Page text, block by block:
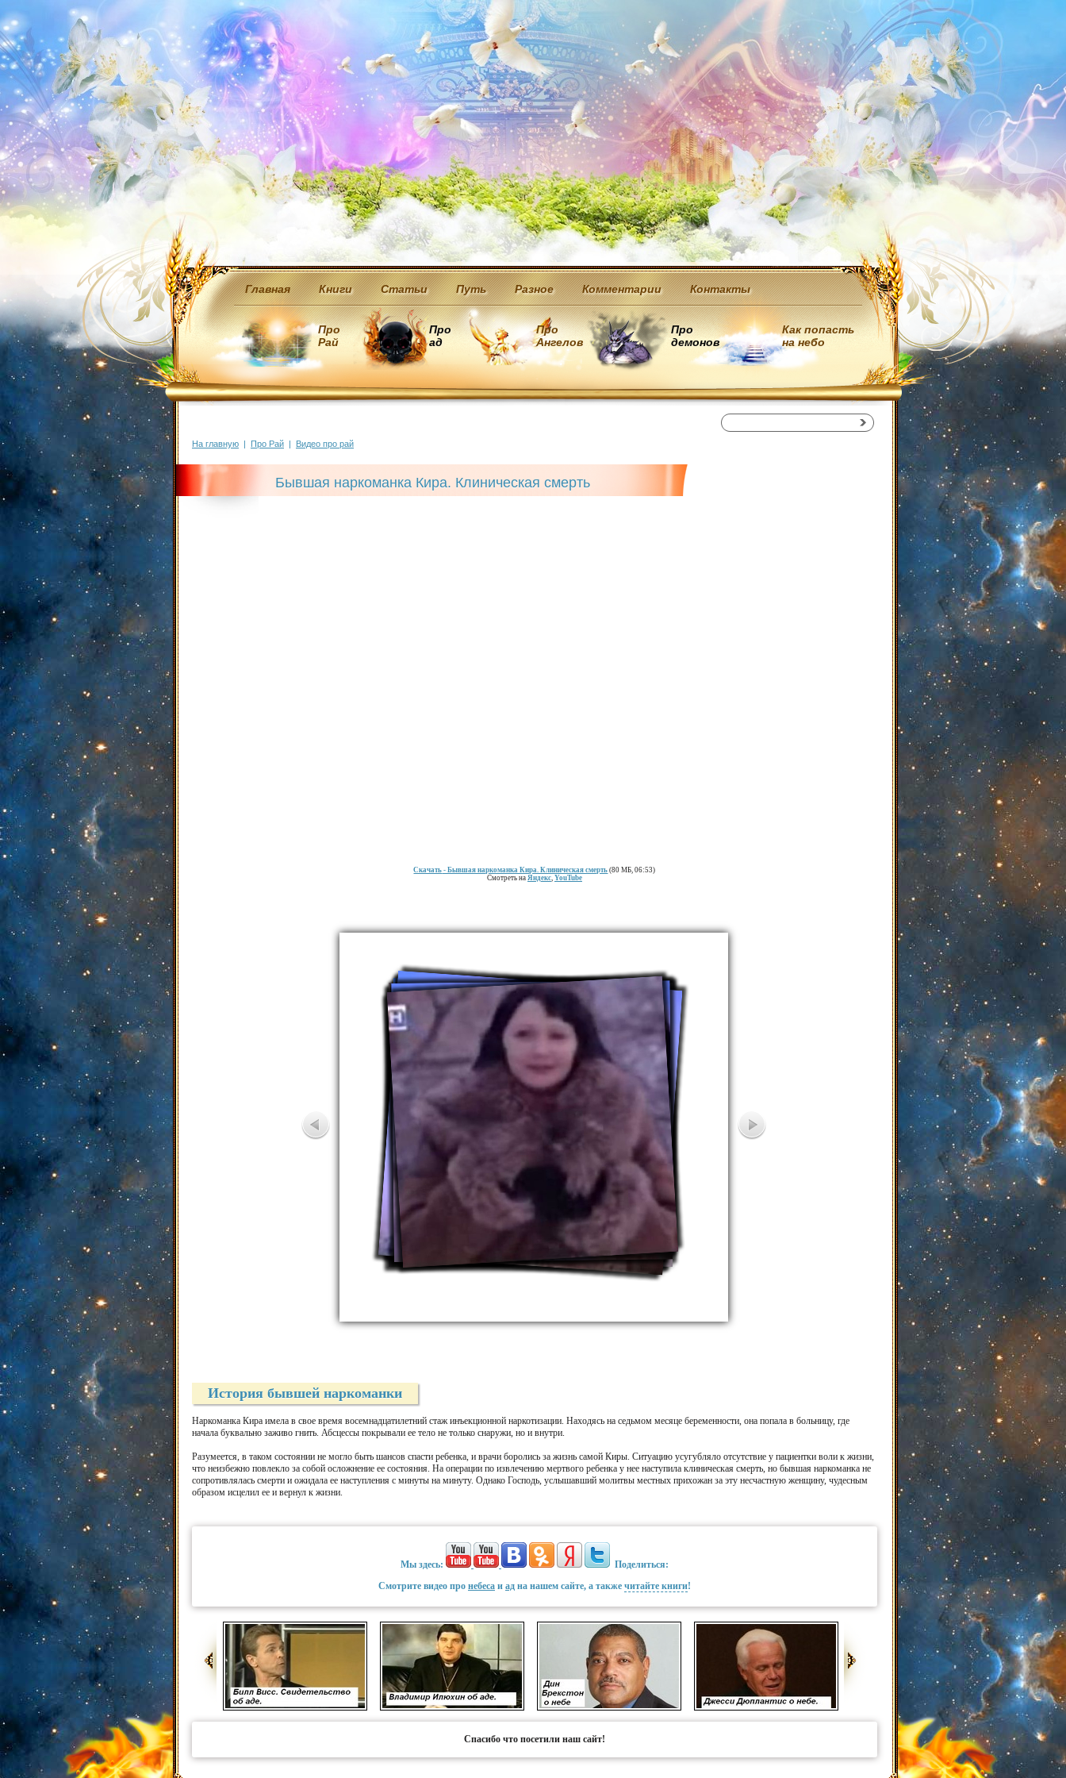
Главная Книги Статьи Путь Разное Комментарии Контакты
Про
Рай
Про
ад
Про
Ангелов
Про
демонов
Как попасть
на небо
На главную | Про Рай | Видео про рай
Бывшая наркоманка Кира. Клиническая смерть
Скачать - Бывшая наркоманка Кира. Клиническая смерть (80 МБ, 06:53)
Смотреть на Яндекс, YouTube
История бывшей наркоманки
Наркоманка Кира имела в свое время восемнадцатилетний стаж инъекционной наркотизации. Находясь на седьмом месяце беременности, она попала в больницу, где
начала буквально заживо гнить. Абсцессы покрывали ее тело не только снаружи, но и внутри.
Разумеется, в таком состоянии не могло быть шансов спасти ребенка, и врачи боролись за жизнь самой Киры. Ситуацию усугубляло отсутствие у пациентки воли к жизни,
что неизбежно повлекло за собой осложнение ее состояния. На операции по извлечению мертвого ребенка у нее наступила клиническая смерть, но бывшая наркоманка не
сопротивлялась смерти и ожидала ее наступления с минуты на минуту. Однако Господь, услышавший молитвы местных прихожан за эту несчастную женщину, чудесным
образом исцелил ее и вернул к жизни.
Мы здесь:
Поделиться:
Смотрите видео про небеса и ад на нашем сайте, а также читайте книги!
Спасибо что посетили наш сайт!